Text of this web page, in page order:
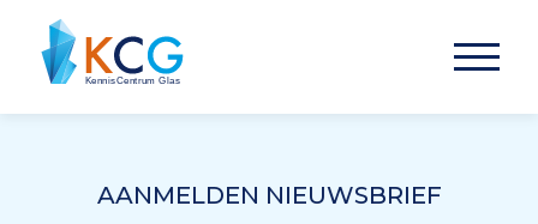
AANMELDEN NIEUWSBRIEF